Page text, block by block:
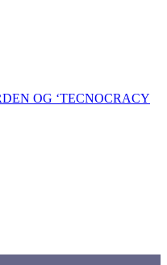
OG ‘TECNOCRACY